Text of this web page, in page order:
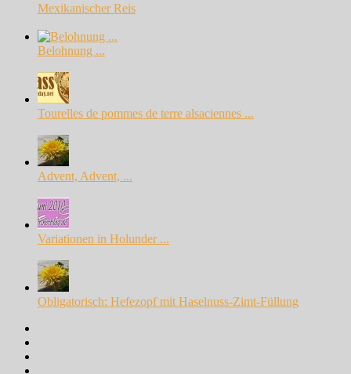
Mexikanischer Reis
Belohnung ...
Tourelles de pommes de terre alsaciennes ...
Advent, Advent, ...
Variationen in Holunder ...
Obligatorisch: Hefezopf mit Haselnuss-Zimt-Füllung